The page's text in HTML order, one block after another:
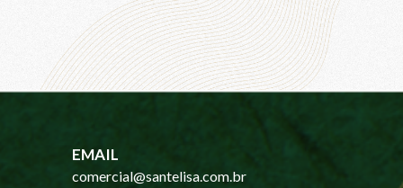
EMAIL
comercial@santelisa.com.br